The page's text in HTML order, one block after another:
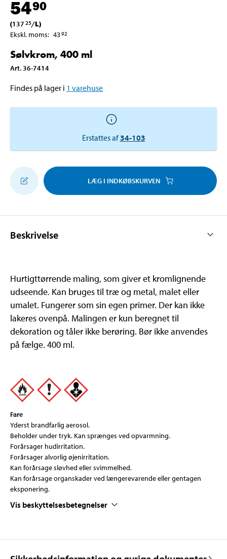
5490
(137 25/L)
Ekskl. moms: 4392
Sølvkrom, 400 ml
Art. 36-7414
Findes på lager i 1 varehuse
Erstattes af34-103
LÆG I INDKØBSKURVEN
Beskrivelse
Hurtigttørrende maling, som giver et kromlignende
udseende. Kan bruges til træ og metal, malet eller
umalet. Fungerer som sin egen primer. Der kan ikke
lakeres ovenpå. Malingen er kun beregnet til
dekoration og tåler ikke berøring. Bør ikke anvendes
på fælge. 400 ml.
Fare
Yderst brandfarlig aerosol.
Beholder under tryk. Kan sprænges ved opvarmning.
Forårsager hudirritation.
Forårsager alvorlig øjenirritation.
Kan forårsage sløvhed eller svimmelhed.
Kan forårsage organskader ved længerevarende eller gentagen
eksponering.
Vis beskyttelsesbetegnelser